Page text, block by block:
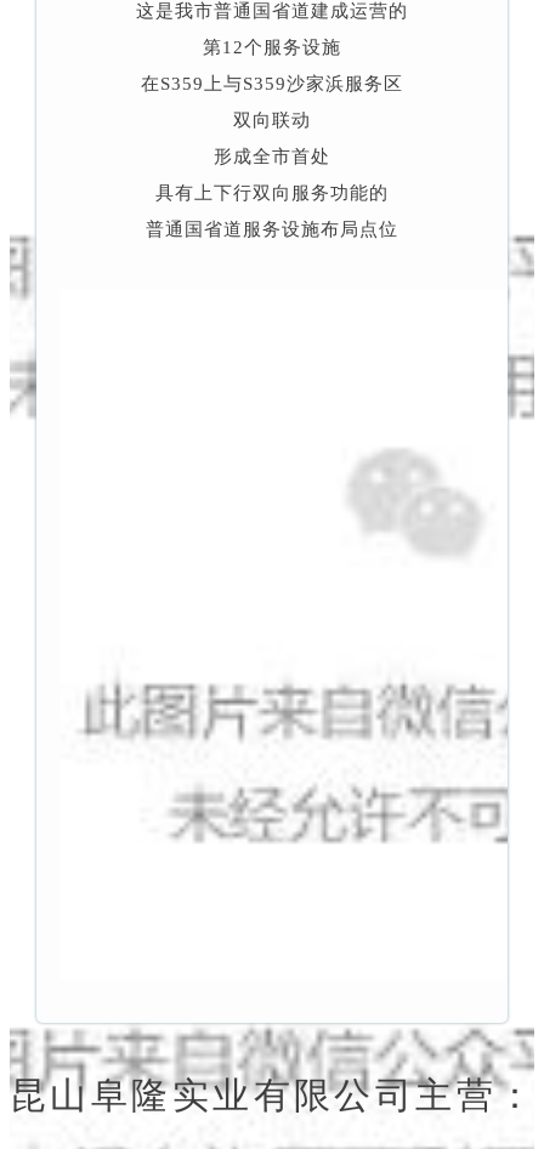
这是我市普通国省道建成运营的
第12个服务设施
在S359上与S359沙家浜服务区
双向联动
形成全市首处
具有上下行双向服务功能的
普通国省道服务设施布局点位
昆山阜隆实业有限公司主营：